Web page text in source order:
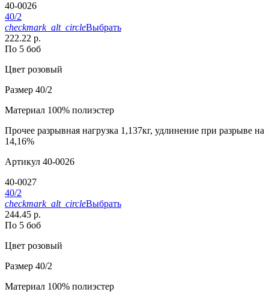
40-0026
40/2
checkmark_alt_circleВыбрать
222.22 р.
По 5 боб
Цвет розовый
Размер 40/2
Материал 100% полиэстер
Прочее разрывная нагрузка 1,137кг, удлинение при разрыве на
14,16%
Артикул 40-0026
40-0027
40/2
checkmark_alt_circleВыбрать
244.45 р.
По 5 боб
Цвет розовый
Размер 40/2
Материал 100% полиэстер